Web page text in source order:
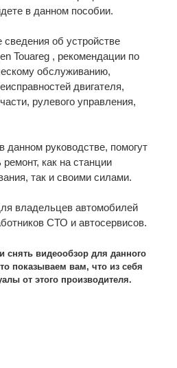
в данном пособии.
об устройстве
Touareg , рекомендации по
обслуживанию,
двигателя,
рулевого управления,
руководстве, помогут
как на станции
так и своими силами.
владельцев автомобилей
СТО и автосервисов.
снять видеообзор для данного
показываем вам, что из себя
от этого производителя.